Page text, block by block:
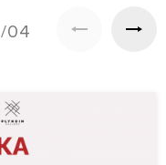
/04